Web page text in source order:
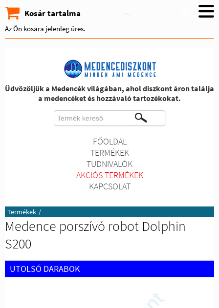
Kosár tartalma
Az Ön kosara jelenleg üres.
Üdvözöljük a Medencék világában, ahol diszkont áron találja
a medencéket és hozzávaló tartozékokat.
FŐOLDAL
TERMÉKEK
TUDNIVALÓK
AKCIÓS TERMÉKEK
KAPCSOLAT
Termékek /
Medence porszívó robot Dolphin
S200
UTOLSÓ DARABOK